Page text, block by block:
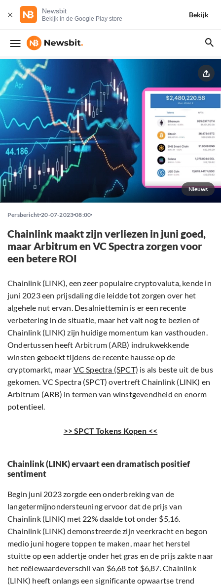
Newsbit
Bekijk in de Google Play store
Bekijk
Nieuws
Persbericht 20-07-2023 08:00
Chainlink maakt zijn verliezen in juni goed,
maar Arbitrum en VC Spectra zorgen voor
een betere ROI
Chainlink (LINK), een zeer populaire cryptovaluta, kende in
juni 2023 een prijsdaling die leidde tot zorgen over het
algehele nut ervan. Desalniettemin is er een recente
verbetering in de situatie, maar het valt nog te bezien of
Chainlink (LINK) zijn huidige momentum kan vasthouden.
Ondertussen heeft Arbitrum (ARB) indrukwekkende
winsten geboekt tijdens de recente hausse op de
cryptomarkt, maar VC Spectra (SPCT) is als beste uit de bus
gekomen. VC Spectra (SPCT) overtreft Chainlink (LINK) en
Arbitrum (ARB) in termen van winstgevendheid en enorm
potentieel.
>> SPCT Tokens Kopen <<
Chainlink (LINK) ervaart een dramatisch positief
sentiment
Begin juni 2023 zorgde een onderbreking van de
langetermijnondersteuning ervoor dat de prijs van
Chainlink (LINK) met 22% daalde tot onder $5,16.
Chainlink (LINK) demonstreerde zijn veerkracht en begon
medio juni hogere toppen te maken, maar het herstel
stuitte op een addertje onder het gras en de prijs zakte naar
het reëlewaardeverschil van $6,68 tot $6,87. Chainlink
(LINK) heeft onlangs een significante opwaartse trend